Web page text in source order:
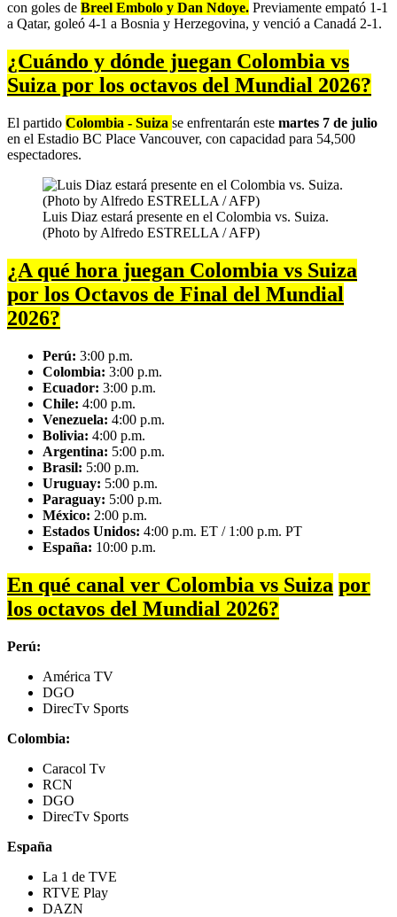
con goles de Breel Embolo y Dan Ndoye. Previamente empató 1-1
a Qatar, goleó 4-1 a Bosnia y Herzegovina, y venció a Canadá 2-1.
¿Cuándo y dónde juegan Colombia vs
Suiza por los octavos del Mundial 2026?
El partido Colombia - Suiza se enfrentarán este martes 7 de julio
en el Estadio BC Place Vancouver, con capacidad para 54,500
espectadores.
Luis Diaz estará presente en el Colombia vs. Suiza.
(Photo by Alfredo ESTRELLA / AFP)
¿A qué hora juegan Colombia vs Suiza
por los Octavos de Final del Mundial
2026?
Perú: 3:00 p.m.
Colombia: 3:00 p.m.
Ecuador: 3:00 p.m.
Chile: 4:00 p.m.
Venezuela: 4:00 p.m.
Bolivia: 4:00 p.m.
Argentina: 5:00 p.m.
Brasil: 5:00 p.m.
Uruguay: 5:00 p.m.
Paraguay: 5:00 p.m.
México: 2:00 p.m.
Estados Unidos: 4:00 p.m. ET / 1:00 p.m. PT
España: 10:00 p.m.
En qué canal ver Colombia vs Suiza por
los octavos del Mundial 2026?
Perú:
América TV
DGO
DirecTv Sports
Colombia:
Caracol Tv
RCN
DGO
DirecTv Sports
España
La 1 de TVE
RTVE Play
DAZN